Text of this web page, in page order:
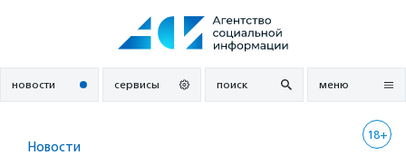
новости сервисы поиск меню
18+
Новости